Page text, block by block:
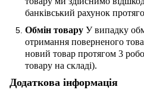
банківський рахунок
Обмін товару У випадку
отримання поверненого
новий товар протягом 3
товару на складі).
Додаткова інформація